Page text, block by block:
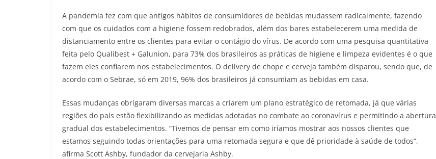
A pandemia fez com que antigos hábitos de consumidores de bebidas mudassem radicalmente, fazendo
com que os cuidados com a higiene fossem redobrados, além dos bares estabelecerem uma medida de
distanciamento entre os clientes para evitar o contágio do vírus. De acordo com uma pesquisa quantitativa
feita pelo Qualibest + Galunion, para 73% dos brasileiros as práticas de higiene e limpeza evidentes é o que
fazem eles confiarem nos estabelecimentos. O delivery de chope e cerveja também disparou, sendo que, de
acordo com o Sebrae, só em 2019, 96% dos brasileiros já consumiam as bebidas em casa.
Essas mudanças obrigaram diversas marcas a criarem um plano estratégico de retomada, já que várias
regiões do país estão flexibilizando as medidas adotadas no combate ao coronavírus e permitindo a abertura
gradual dos estabelecimentos. “Tivemos de pensar em como iríamos mostrar aos nossos clientes que
estamos seguindo todas orientações para uma retomada segura e que dê prioridade à saúde de todos”,
afirma Scott Ashby, fundador da cervejaria Ashby.